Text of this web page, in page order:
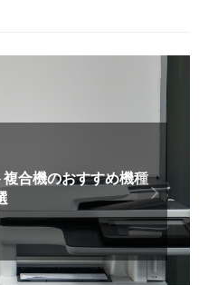
合機のおすすめ機種